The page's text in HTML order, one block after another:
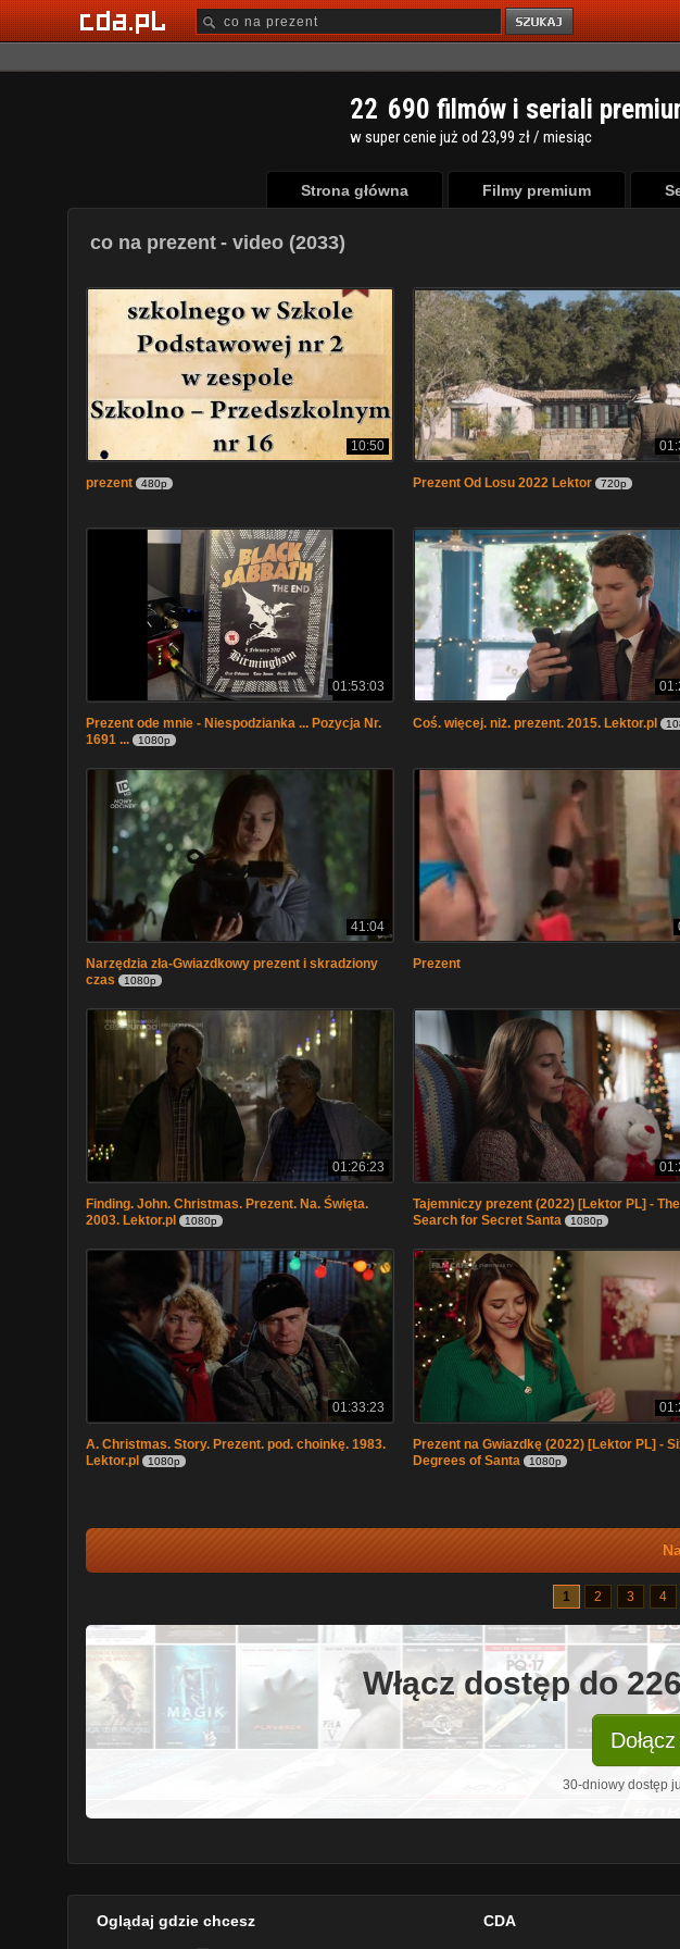
22 690 filmów i seriali
w super cenie już od 23,99 zł / miesiąc
Strona główna Filmy premium
co na prezent - video (2033)
10:50
prezent 480p Prezent Od Losu 2022 Lektor 720p
01:53:03
Prezent ode mnie - Niespodzianka ... Pozycja Nr.
1691 ...
1080p
Coś. więcej. niż. prezent. 2015. Lektor.pl
41:04
Narzędzia zła-Gwiazdkowy prezent i skradziony
czas
1080p
Prezent
01:26:23
Finding. John. Christmas. Prezent. Na. Święta.
2003. Lektor.pl
1080p
Tajemniczy prezent (2022) [Lektor PL] - The
Search for Secret Santa
1080p
01:33:23
A. Christmas. Story. Prezent. pod. choinkę. 1983.
Lektor.pl
1080p
Prezent na Gwiazdkę (2022) [Lektor PL] -
Degrees of Santa
1080p
1 2 3 4
Włącz dostęp do
30-dniowy dostęp
Oglądaj gdzie chcesz CDA